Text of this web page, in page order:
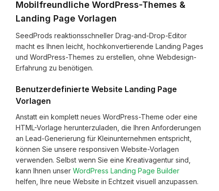
Mobilfreundliche WordPress-Themes &
Landing Page Vorlagen
SeedProds reaktionsschneller Drag-and-Drop-Editor
macht es Ihnen leicht, hochkonvertierende Landing Pages
und WordPress-Themes zu erstellen, ohne Webdesign-
Erfahrung zu benötigen.
Benutzerdefinierte Website Landing Page
Vorlagen
Anstatt ein komplett neues WordPress-Theme oder eine
HTML-Vorlage herunterzuladen, die Ihren Anforderungen
an Lead-Generierung für Kleinunternehmen entspricht,
können Sie unsere responsiven Website-Vorlagen
verwenden. Selbst wenn Sie eine Kreativagentur sind,
kann Ihnen unser WordPress Landing Page Builder
helfen, Ihre neue Website in Echtzeit visuell anzupassen.